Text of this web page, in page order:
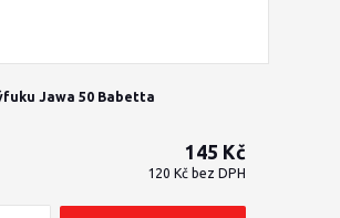
Jawa 50 Babetta
145 Kč
120 Kč bez DPH